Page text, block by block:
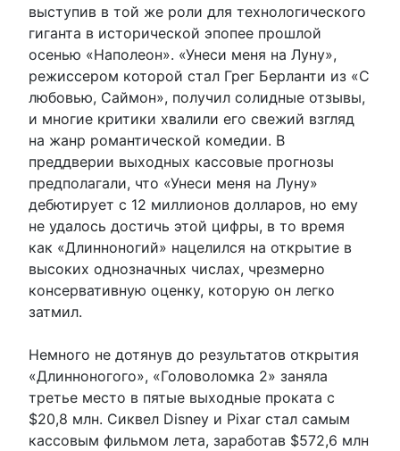
выступив в той же роли для технологического
гиганта в исторической эпопее прошлой
осенью «Наполеон». «Унеси меня на Луну»,
режиссером которой стал Грег Берланти из «С
любовью, Саймон», получил солидные отзывы,
и многие критики хвалили его свежий взгляд
на жанр романтической комедии. В
преддверии выходных кассовые прогнозы
предполагали, что «Унеси меня на Луну»
дебютирует с 12 миллионов долларов, но ему
не удалось достичь этой цифры, в то время
как «Длинноногий» нацелился на открытие в
высоких однозначных числах, чрезмерно
консервативную оценку, которую он легко
затмил.
Немного не дотянув до результатов открытия
«Длинноногого», «Головоломка 2» заняла
третье место в пятые выходные проката с
$20,8 млн. Сиквел Disney и Pixar стал самым
кассовым фильмом лета, заработав $572,6 млн